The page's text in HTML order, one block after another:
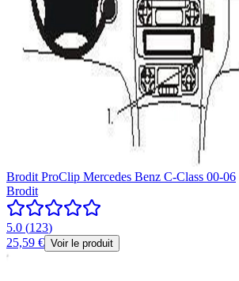
Brodit ProClip Mercedes Benz C-Class 00-06
Brodit
5.0 (123)
25,59 € Voir le produit